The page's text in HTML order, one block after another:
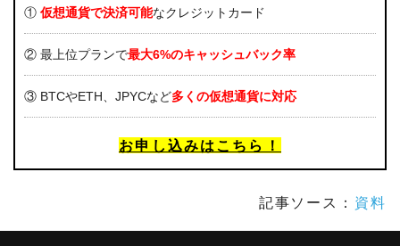
① 仮想通貨で決済可能なクレジットカード
② 最上位プランで最大6%のキャッシュバック率
③ BTCやETH、JPYCなど多くの仮想通貨に対応
お申し込みはこちら！
記事ソース： 資料